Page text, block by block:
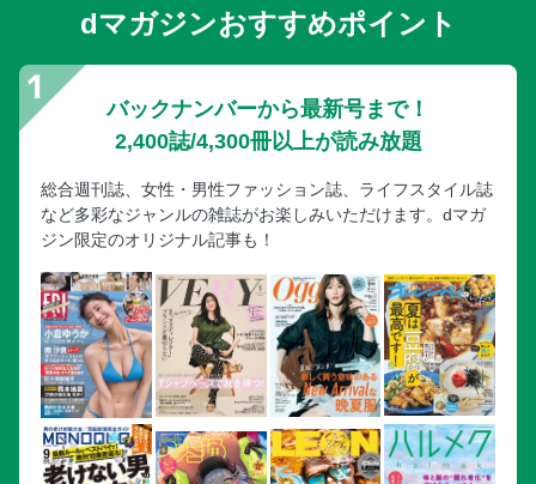
dマガジンおすすめポイント
バックナンバーから最新号まで！
2,400誌/4,300冊以上が読み放題
総合週刊誌、女性・男性ファッション誌、ライフスタイル誌
など多彩なジャンルの雑誌がお楽しみいただけます。dマガ
ジン限定のオリジナル記事も！